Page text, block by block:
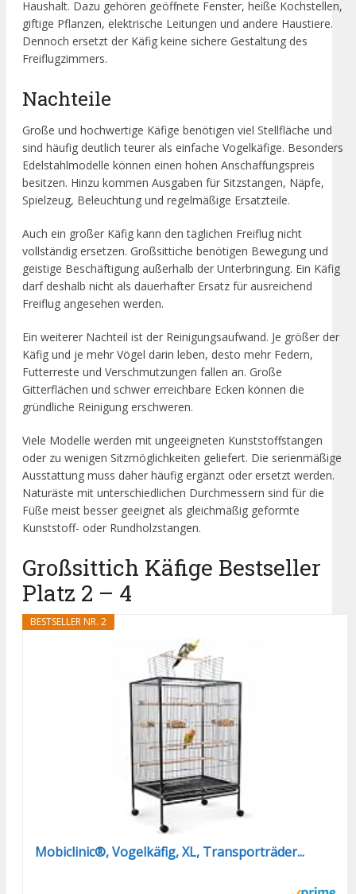
Haushalt. Dazu gehören geöffnete Fenster, heiße Kochstellen,
giftige Pflanzen, elektrische Leitungen und andere Haustiere.
Dennoch ersetzt der Käfig keine sichere Gestaltung des
Freiflugzimmers.
Nachteile
Große und hochwertige Käfige benötigen viel Stellfläche und
sind häufig deutlich teurer als einfache Vogelkäfige. Besonders
Edelstahlmodelle können einen hohen Anschaffungspreis
besitzen. Hinzu kommen Ausgaben für Sitzstangen, Näpfe,
Spielzeug, Beleuchtung und regelmäßige Ersatzteile.
Auch ein großer Käfig kann den täglichen Freiflug nicht
vollständig ersetzen. Großsittiche benötigen Bewegung und
geistige Beschäftigung außerhalb der Unterbringung. Ein Käfig
darf deshalb nicht als dauerhafter Ersatz für ausreichend
Freiflug angesehen werden.
Ein weiterer Nachteil ist der Reinigungsaufwand. Je größer der
Käfig und je mehr Vögel darin leben, desto mehr Federn,
Futterreste und Verschmutzungen fallen an. Große
Gitterflächen und schwer erreichbare Ecken können die
gründliche Reinigung erschweren.
Viele Modelle werden mit ungeeigneten Kunststoffstangen
oder zu wenigen Sitzmöglichkeiten geliefert. Die serienmäßige
Ausstattung muss daher häufig ergänzt oder ersetzt werden.
Naturäste mit unterschiedlichen Durchmessern sind für die
Füße meist besser geeignet als gleichmäßig geformte
Kunststoff- oder Rundholzstangen.
Großsittich Käfige Bestseller
Platz 2 – 4
BESTSELLER NR. 2
Mobiclinic®, Vogelkäfig, XL, Transporträder...